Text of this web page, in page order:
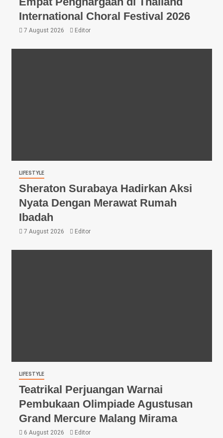
International Choral Festival 2026
7 August 2026 Editor
LIFESTYLE
Sheraton Surabaya Hadirkan Aksi
Nyata Dengan Merawat Rumah
Ibadah
7 August 2026 Editor
LIFESTYLE
Teatrikal Perjuangan Warnai
Pembukaan Olimpiade Agustusan
Grand Mercure Malang Mirama
6 August 2026 Editor